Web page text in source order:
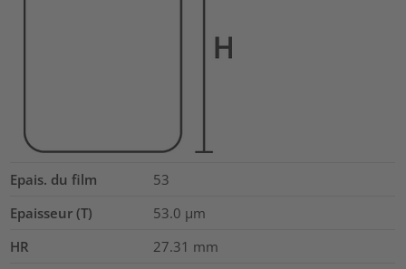
Epais. du film
53
Epaisseur (T)
53.0 µm
HR
27.31 mm